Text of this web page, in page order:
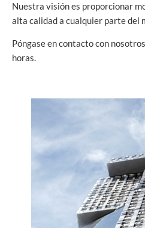
Nuestra visión es proporcionar
alta calidad a cualquier parte del
Póngase en contacto con
horas.